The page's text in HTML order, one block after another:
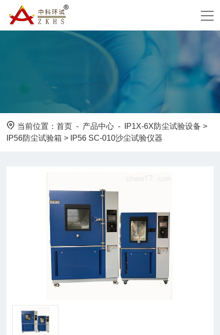
当前位置：首页 - 产品中心 - IP1X-6X防尘试验设备 >
IP56防尘试验箱 > IP56 SC-010沙尘试验仪器